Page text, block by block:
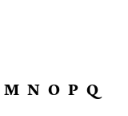
M N O P Q